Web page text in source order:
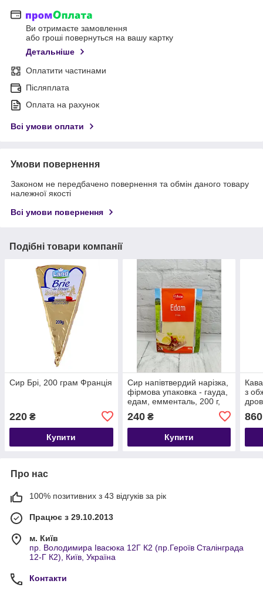
Ви отримаєте замовлення
або гроші повернуться на вашу картку
Детальніше
Оплатити частинами
Післяплата
Оплата на рахунок
Всі умови оплати
Умови повернення
Законом не передбачено повернення та обмін даного товару
належної якості
Всі умови повернення
Подібні товари компанії
Сир Брі, 200 грам Франція
220 ₴
Купити
Сир напівтвердий нарізка,
фірмова упаковка - гауда,
едам, емменталь, 200 г,
240₴
Купити
з
860
Про нас
100% позитивних з 43 відгуків за рік
Працює з 29.10.2013
м. Київ
пр. Володимира Івасюка 12Г К2 (пр.Героїв Сталінграда
12-Г К2), Київ, Україна
Контакти